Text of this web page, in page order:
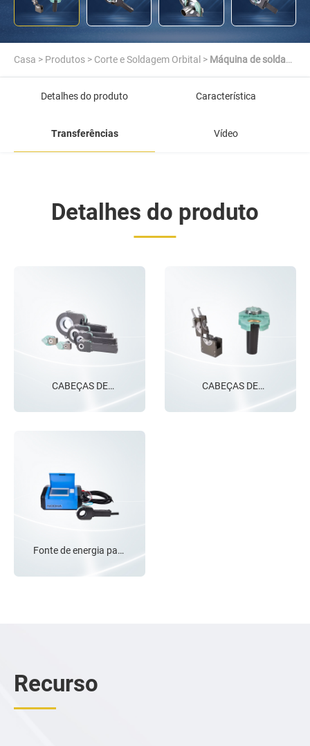
Casa > Produtos > Corte e Soldagem Orbital > Máquina de solda
Detalhes do produto Característica
Transferências Vídeo
Detalhes do produto
CABEÇAS DE
CÂMARA FECHADA
OD do tubo abrange:
BH40: 6,35-38,1 mm
BH118: 38,1-114,3 mm
BH170: 50,8-165,2 mm
CABEÇAS DE
CÂMARA FECHADA
OD do tubo abrange:
BH5: 3,175-15,875 mm
Fonte de energia para
soldagem de tubos
orbitais P200
A fonte de alimentação
de soldagem digital
P200 é uma fonte de
soldagem automática
programa. A fonte de
como interface homem-
avançada, digital, fácil
Recurso